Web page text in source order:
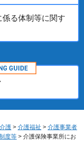
る体制等に関す
護 > 介護福祉 > 介護事業者
度等 > 介護保険事業所にお